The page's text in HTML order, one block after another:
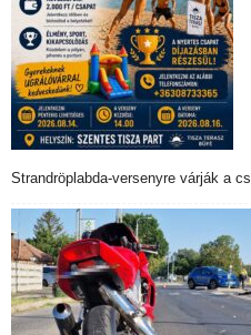
Strandröplabda-versenyre várják a